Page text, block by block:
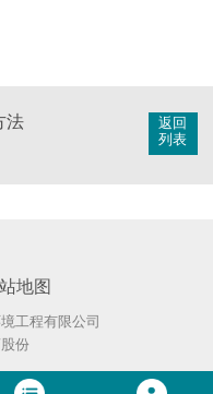
返回
列表
法
地图
工程有限公司
份